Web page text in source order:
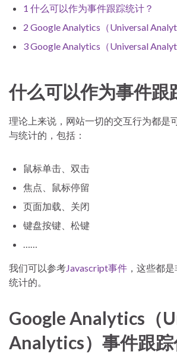
1 什么可以作为事件跟踪统计？
2 Google Analytics（Universal
3Google Analytics（Universal
什么可以作为事件跟
理论上来说，网站一切的交互行为都是
与统计的，包括：
鼠标单击、双击
焦点、鼠标停留
页面加载、关闭
键盘按键、松键
……
我们可以参考Javascript事件 ，这些都
统计的。
Google Analytics（
Analytics）事件跟